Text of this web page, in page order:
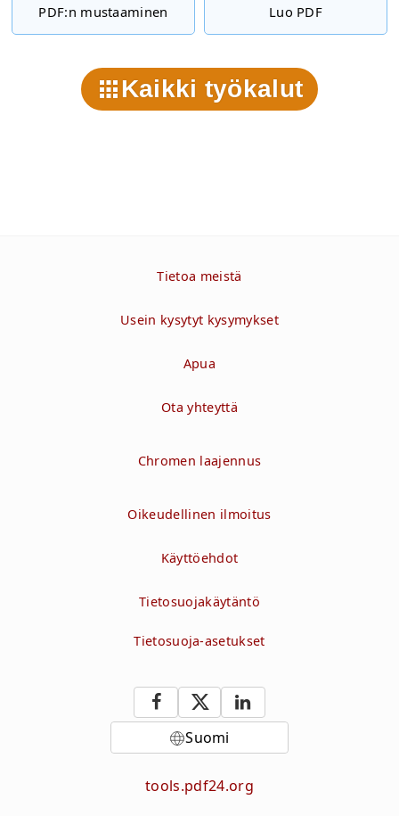
PDF:n mustaaminen Luo PDF
Kaikki työkalut
Tietoa meistä
Usein kysytyt kysymykset
Apua
Ota yhteyttä
Chromen laajennus
Oikeudellinen ilmoitus
Käyttöehdot
Tietosuojakäytäntö
Tietosuoja-asetukset
Suomi
tools.pdf24.org